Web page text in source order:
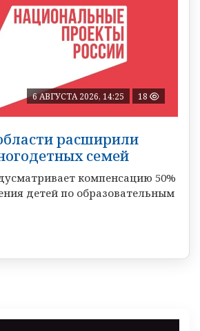
6 АВГУСТА 2026, 14:25 18
расширили
семей
компенсацию 50%
детей по образовательным